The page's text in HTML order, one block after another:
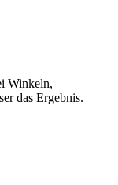
Winkeln,
das Ergebnis.